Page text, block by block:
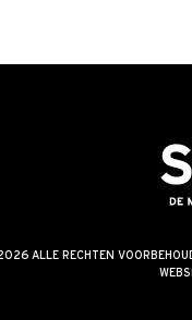
ALLE RECHTEN